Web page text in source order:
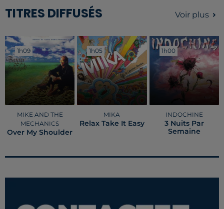
TITRES DIFFUSÉS Voir plus
1h09
1h09
MIKE AND THE
MECHANICS
Over My Shoulder
1h05
1h05
MIKA
Relax Take It Easy
1h00
1h00
INDOCHINE
3 Nuits Par
Semaine